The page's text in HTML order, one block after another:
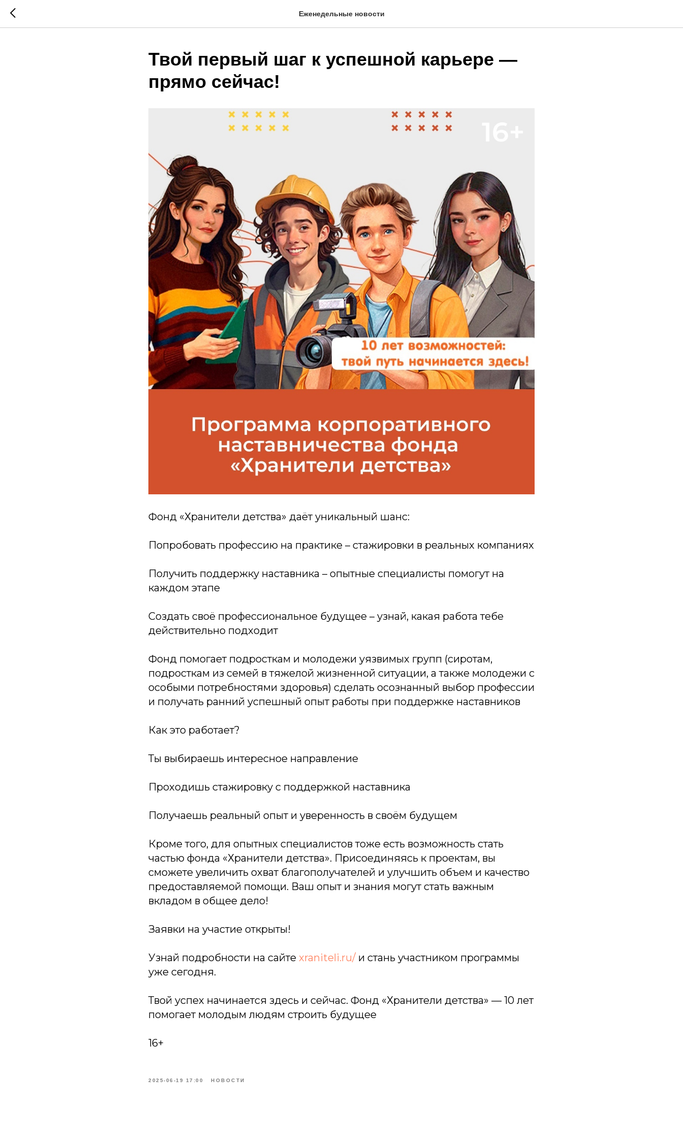
Еженедельные новости
Твой первый шаг к успешной карьере —
прямо сейчас!
Фонд «Хранители детства» даёт уникальный шанс:
Попробовать профессию на практике – стажировки в реальных компаниях
Получить поддержку наставника – опытные специалисты помогут на
каждом этапе
Создать своё профессиональное будущее – узнай, какая работа тебе
действительно подходит
Фонд помогает подросткам и молодежи уязвимых групп (сиротам,
подросткам из семей в тяжелой жизненной ситуации, а также молодежи с
особыми потребностями здоровья) сделать осознанный выбор профессии
и получать ранний успешный опыт работы при поддержке наставников
Как это работает?
Ты выбираешь интересное направление
Проходишь стажировку с поддержкой наставника
Получаешь реальный опыт и уверенность в своём будущем
Кроме того, для опытных специалистов тоже есть возможность стать
частью фонда «Хранители детства». Присоединяясь к проектам, вы
сможете увеличить охват благополучателей и улучшить объем и качество
предоставляемой помощи. Ваш опыт и знания могут стать важным
вкладом в общее дело!
Заявки на участие открыты!
Узнай подробности на сайте xraniteli.ru/ и стань участником программы
уже сегодня.
Твой успех начинается здесь и сейчас. Фонд «Хранители детства» — 10 лет
помогает молодым людям строить будущее
16+
2025-06-19 17:00 НОВОСТИ